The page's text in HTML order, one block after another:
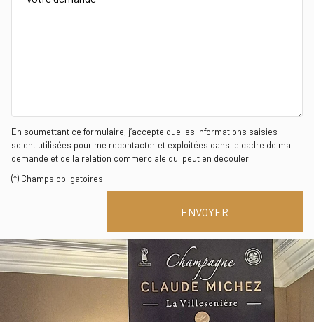
En soumettant ce formulaire, j’accepte que les informations saisies
soient utilisées pour me recontacter et exploitées dans le cadre de ma
demande et de la relation commerciale qui peut en découler.
(*) Champs obligatoires